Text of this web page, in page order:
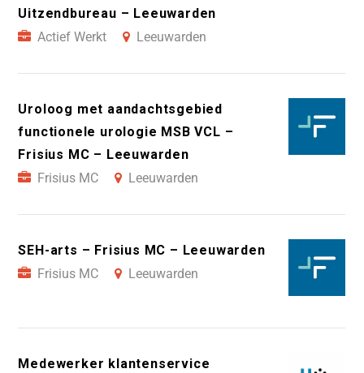
Uitzendbureau – Leeuwarden
Actief Werkt
Leeuwarden
Uroloog met aandachtsgebied
functionele urologie MSB VCL –
Frisius MC – Leeuwarden
Frisius MC
Leeuwarden
SEH-arts – Frisius MC – Leeuwarden
Frisius MC
Leeuwarden
Medewerker klantenservice